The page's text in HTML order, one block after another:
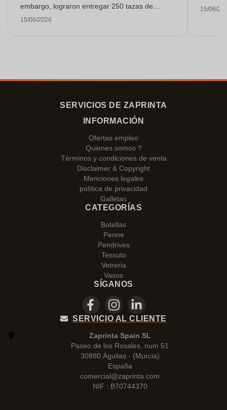
embargo, lograron entregar 250 tazas de
esmalte con una impresión excelente a tiempo.
15/06/2026
15/06/
SERVICIOS DE ZAPRINTA
INFORMACIÓN
Ofertas empleo
Quienes somos ?
Términos y condiciones de venta
Disclaimer & Copyright
Menciones legales
política de privacidad
Galletas
CATEGORÍAS
Botellas
Penne
Pendrives
Tessuto
Vetreria
Vasos
SÍGANOS
SERVICIO AL CLIENTE
Zaprinta Spain SL
Paseo de los Rosales, num 51
30880 Águilas - (Murcia)
España
comercial@zaprinta.com
NIF : B70744370